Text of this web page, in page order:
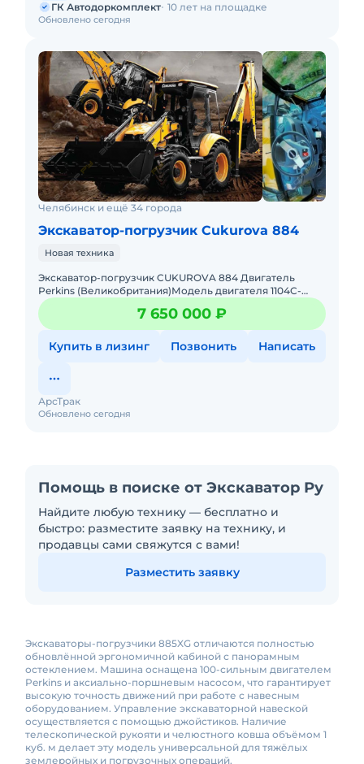
Обновлено сегодня
ГК Автодоркомплект 10 лет на площадке
Челябинск и ещё 34 города
Экскаватор-погрузчик Cukurova 884
Новая техника
Экскаватор-погрузчик CUKUROVA 884 Двигатель
Perkins (Великобритания)Модель двигателя 1104C-
44TТип двигателя 4-тактный 4-цилиндровый
дизельный, с турбона7 650 000 ₽
Купить в лизинг Позвонить Написать
Обновлено сегодня
АрсТрак
Помощь в поиске от Экскаватор Ру
Найдите любую технику — бесплатно и
быстро: разместите заявку на технику, и
продавцы сами свяжутся с вами!
Разместить заявку
Экскаваторы-погрузчики 885XG отличаются полностью
обновлённой эргономичной кабиной с панорамным
остеклением. Машина оснащена 100-сильным двигателем
Perkins и аксиально-поршневым насосом, что гарантирует
высокую точность движений при работе с навесным
оборудованием. Управление экскаваторной навеской
осуществляется с помощью джойстиков. Наличие
телескопической рукояти и челюстного ковша объёмом 1
куб. м делает эту модель универсальной для тяжёлых
землеройных и погрузочных операций.